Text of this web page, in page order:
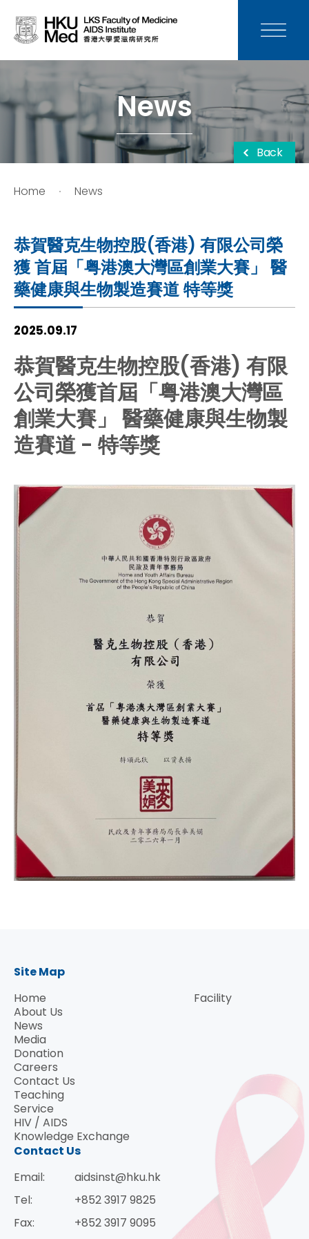
News
Home News
Back
恭賀醫克生物控股(香港) 有限公司榮
獲 首屆「粤港澳大灣區創業大賽」 醫
藥健康與生物製造賽道 特等獎
2025.09.17
恭賀醫克生物控股(香港) 有限
公司榮獲首屆「粤港澳大灣區
創業大賽」 醫藥健康與生物製
造賽道 - 特等獎
Site Map
Home
About Us
News
Media
Donation
Careers
Contact Us
Teaching
Service
HIV / AIDS
Knowledge Exchange
Facility
Contact Us
Email:
aidsinst@hku.hk
Tel:
+852 3917 9825
Fax:
+852 3917 9095
News
Media
Donation
Careers
Teaching
Service
HIV / AIDS
Knowledge Exchange
Facility